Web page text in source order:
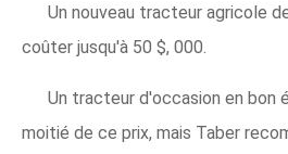
Un nouveau tracteur agricole
coûter jusqu'à 50 $, 000.
Un tracteur d'occasion en bon
moitié de ce prix, mais Taber